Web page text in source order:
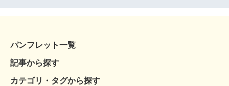
パンフレット一覧
記事から探す
カテゴリ・タグから探す